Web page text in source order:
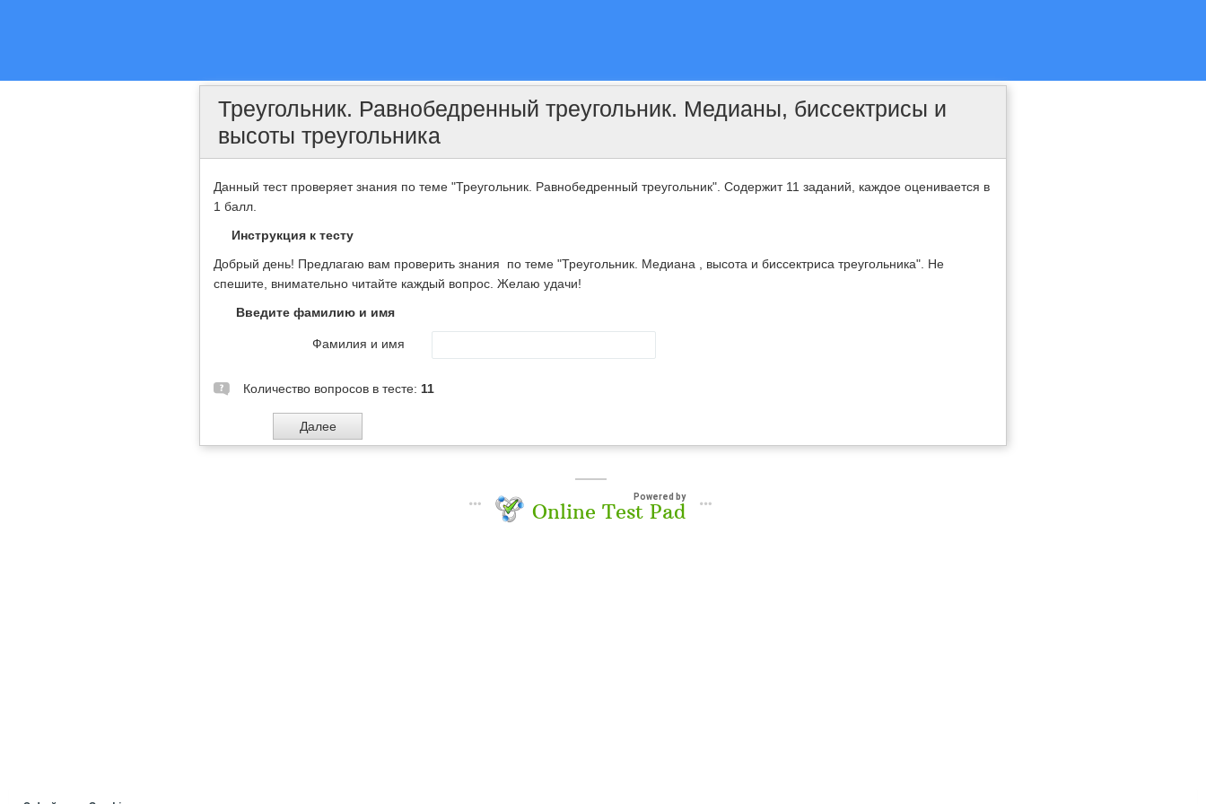
Треугольник. Равнобедренный треугольник. Медианы, биссектрисы и
высоты треугольника
Данный тест проверяет знания по теме "Треугольник. Равнобедренный треугольник". Содержит 11 заданий, каждое оценивается в
1 балл.
Инструкция к тесту
Добрый день! Предлагаю вам проверить знания по теме "Треугольник. Медиана , высота и биссектриса треугольника". Не
спешите, внимательно читайте каждый вопрос. Желаю удачи!
Введите фамилию и имя
Фамилия и имя
Количество вопросов в тесте: 11
Powered by
Online Test Pad